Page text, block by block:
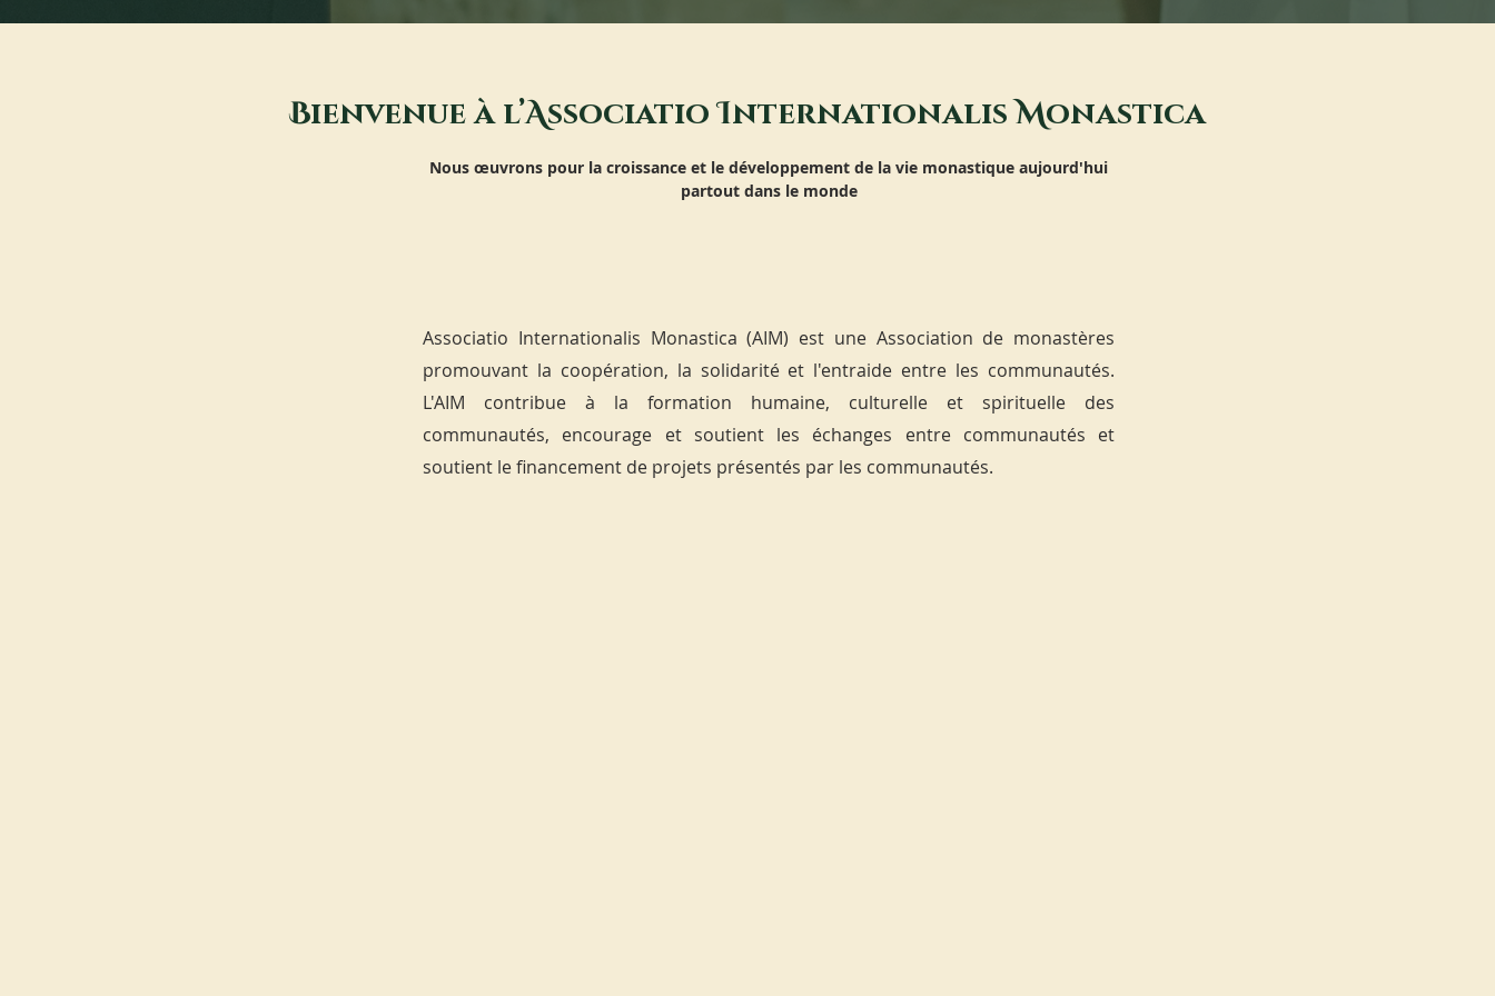
Bienvenue à l’AssociatioInternationalisMonastica
Nous œuvrons pour la croissance et le développement de la vie monastique aujourd'hui
partout dans le monde
Associatio Internationalis Monastica (AIM) est une Association de monastères
promouvant la coopération, la solidarité et l'entraide entre les communautés.
L'AIM contribue à la formation humaine, culturelle et spirituelle des
communautés, encourage et soutient les échanges entre communautés et
soutient le financement de projets présentés par les communautés.